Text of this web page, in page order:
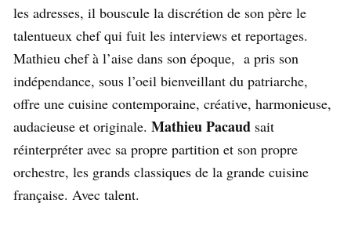
les adresses, il bouscule la discrétion de son père le
talentueux chef qui fuit les interviews et reportages.
Mathieu chef à l’aise dans son époque, a pris son
indépendance, sous l’oeil bienveillant du patriarche,
offre une cuisine contemporaine, créative, harmonieuse,
audacieuse et originale. Mathieu Pacaud sait
réinterpréter avec sa propre partition et son propre
orchestre, les grands classiques de la grande cuisine
française. Avec talent.